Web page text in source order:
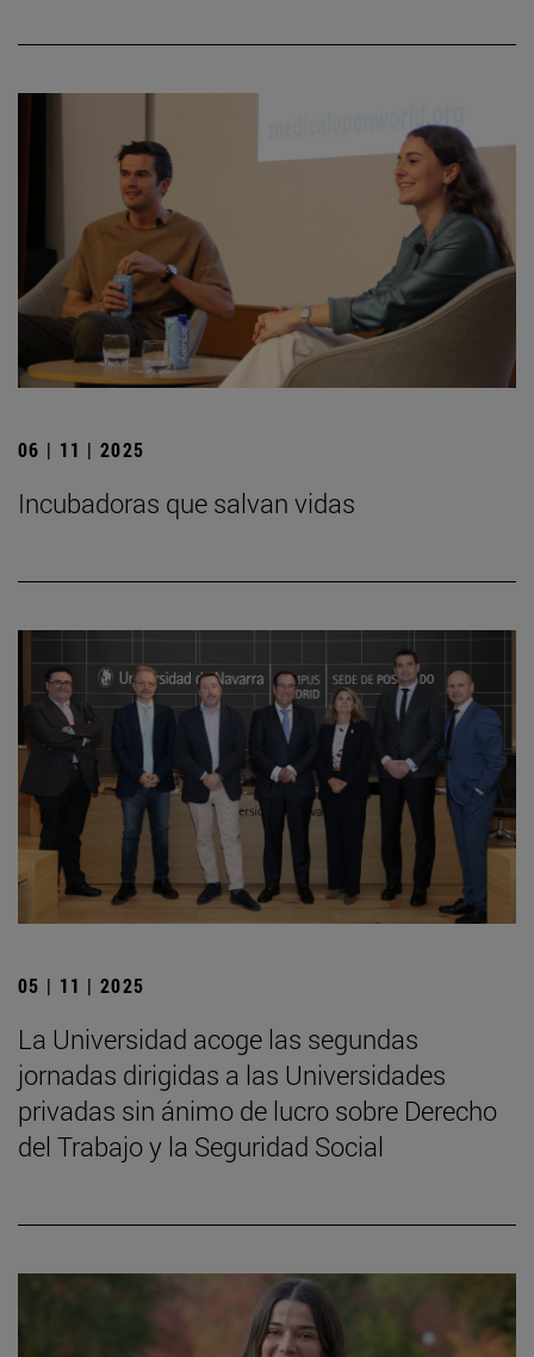
06 | 11 | 2025
Incubadoras que salvan vidas
05 | 11 | 2025
La Universidad acoge las segundas
jornadas dirigidas a las Universidades
privadas sin ánimo de lucro sobre Derecho
del Trabajo y la Seguridad Social